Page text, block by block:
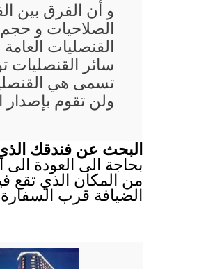
و أن الفرق بين
الصلاحيات و
القنصليات
سائر القنصليات
تسمى هي
ولن تقوم بإصدار
البحث عن فندقك
بحاجة الى العودة الى
من المكان الذي تقع
الضيافة قرب السفارة